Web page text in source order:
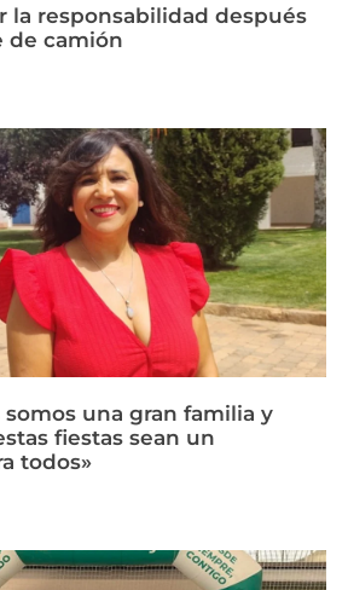
la responsabilidad después
de camión
somos una gran familia y
fiestas sean un
todos»